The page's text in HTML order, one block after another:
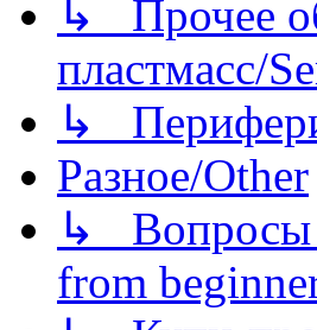
↳ Прочее
пластмасс/
↳
Разное/Other
↳ Вопросы
from